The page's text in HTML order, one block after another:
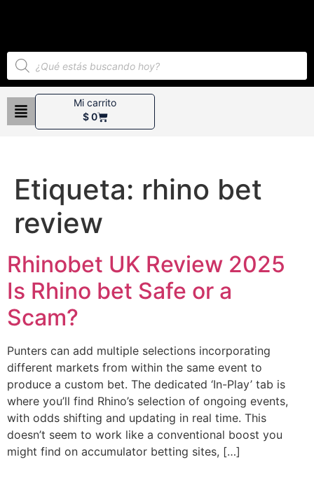
Mi carrito
$0
Etiqueta: rhino bet
review
Rhinobet UK Review 2025
Is Rhino bet Safe or a
Scam?
Punters can add multiple selections incorporating
different markets from within the same event to
produce a custom bet. The dedicated ‘In-Play’ tab is
where you’ll find Rhino’s selection of ongoing events,
with odds shifting and updating in real time. This
doesn’t seem to work like a conventional boost you
might find on accumulator betting sites, […]